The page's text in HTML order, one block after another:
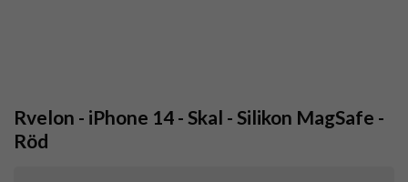
Rvelon - iPhone 14 - Skal - Silikon MagSafe -
Röd